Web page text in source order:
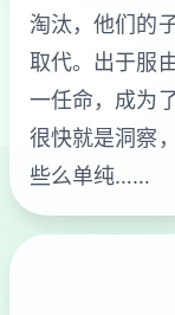
淘汰，他们的
取代。出于服
一任命，成为
很快就是洞察
些么单纯……